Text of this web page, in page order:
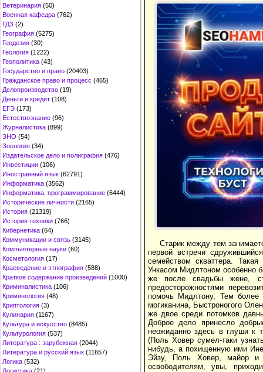
Ветеринария (50)
Военная кафедра (762)
ГДЗ (2)
География (5275)
Геодезия (30)
Геология (1222)
Геополитика (43)
Государство и право (20403)
Гражданское право и процесс (465)
Делопроизводство (19)
Деньги и кредит (108)
ЕГЭ (173)
Естествознание (96)
Журналистика (899)
ЗНО (54)
Зоология (34)
Издательское дело и полиграфия (476)
Инвестиции (106)
Иностранный язык (62791)
Информатика (3562)
Информатика, программирование (6444)
Исторические личности (2165)
История (21319)
История техники (766)
Кибернетика (64)
Коммуникации и связь (3145)
Компьютерные науки (60)
Косметология (17)
Краеведение и этнография (588)
Краткое содержание произведений (1000)
Криминалистика (106)
Криминология (48)
Криптология (3)
Кулинария (1167)
Культура и искусство (8485)
Культурология (537)
Литература : зарубежная (2044)
Литература и русский язык (11657)
Логика (532)
Старик между тем
первой встречи
семейством скваттера.
Ункасом Мидлтоном особенно
же после свадьбы жене,
предосторожностями
помочь Мидлтону, Тем
могиканина, Быстроногого
же двое среди потомков
Доброе дело принесло
неожиданно здесь в глуши к
(Поль Ховер сумел-таки
нибудь, а похищенную ими
Эйзу, Поль Ховер, майор и
освободителям, увы,